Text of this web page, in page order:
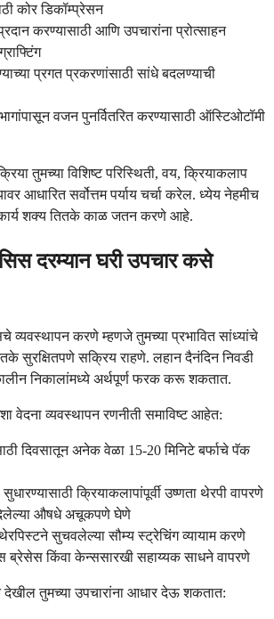
कोर डिकॉम्प्रेसन
करण्यासाठी आणि उपचारांना प्रोत्साहन
प्रगत प्रकरणांसाठी सांधे बदलण्याची
वजन पुनर्वितरित करण्यासाठी ऑस्टिओटॉमी
तुमच्या विशिष्ट परिस्थिती, वय, क्रियाकलाप
आधारित सर्वोत्तम पर्याय चर्चा करेल. ध्येय नेहमीच
कार्य शक्य तितके काळ जतन करणे आहे.
दरम्यान घरी उपचार कसे
व्यवस्थापन करणे म्हणजे तुमच्या प्रभावित सांध्यांचे
सुरक्षितपणे सक्रिय राहणे. लहान दैनंदिन निवडी
निकालांमध्ये अर्थपूर्ण फरक करू शकतात.
वेदना व्यवस्थापन रणनीती समाविष्ट आहेत:
दिवसातून अनेक वेळा 15-20 मिनिटे बर्फाचे पॅक
क्रियाकलापांपूर्वी उष्णता थेरपी वापरणे
औषधे अचूकपणे घेणे
सुचवलेल्या सौम्य स्ट्रेचिंग व्यायाम करणे
किंवा केन्ससारखी सहाय्यक साधने वापरणे
तुमच्या उपचारांना आधार देऊ शकतात: